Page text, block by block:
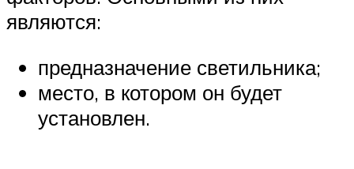
являются:
предназначение светильника;
место, в котором он будет
установлен.